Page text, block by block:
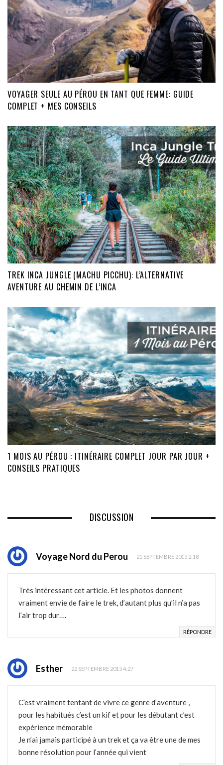
VOYAGER SEULE AU PÉROU EN TANT QUE FEMME: GUIDE
COMPLET + MES CONSEILS
TREK INCA JUNGLE (MACHU PICCHU): L’ALTERNATIVE
AVENTURE AU CHEMIN DE L’INCA
1 MOIS AU PÉROU : ITINÉRAIRE COMPLET JOUR PAR JOUR +
CONSEILS PRATIQUES
DISCUSSION
Voyage Nord du Perou 21 SEPTEMBRE 2015 2:18
Très intéressant cet article. Et les photos donnent
vraiment envie de faire le trek, d’autant plus qu’il n’a pas
l’air trop dur….
RÉPONDRE
Esther 22 SEPTEMBRE 2015 4:27
C’est vraiment tentant de vivre ce genre d’aventure ,
pour les habitués c’est un kif et pour les débutant c’est
expérience mémorable
Je n’ai jamais participé à un trek et ça va être une de mes
bonne résolution pour l’année qui vient